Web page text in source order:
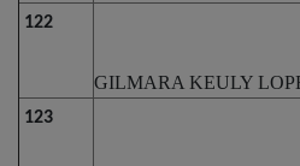
122
GILMARA KEULY
123